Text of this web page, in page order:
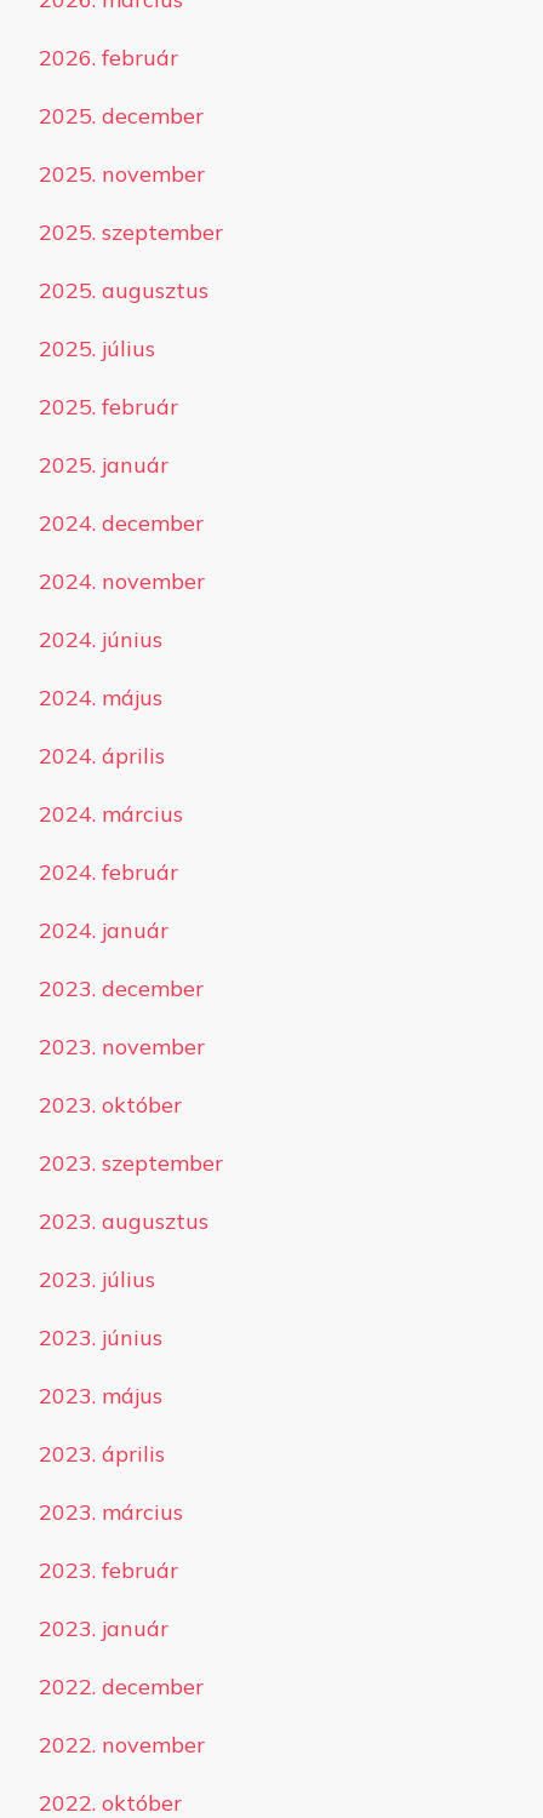
2026. február
2025. december
2025. november
2025. szeptember
2025. augusztus
2025. július
2025. február
2025. január
2024. december
2024. november
2024. június
2024. május
2024. április
2024. március
2024. február
2024. január
2023. december
2023. november
2023. október
2023. szeptember
2023. augusztus
2023. július
2023. június
2023. május
2023. április
2023. március
2023. február
2023. január
2022. december
2022. november
2022. október